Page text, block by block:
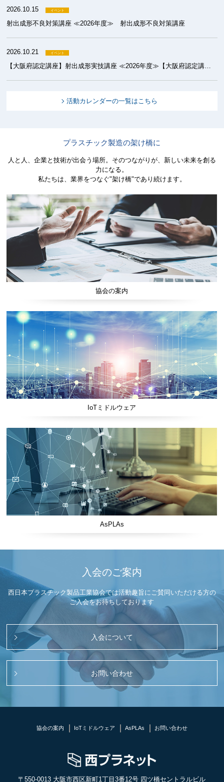
2026.10.15
射出成形不良対策講座 ≪2026年度≫ 射出成形不良対策講座
2026.10.21
【大阪府認定講座】射出成形実技講座 ≪2026年度≫【大阪府認定講座】射出成形実技講座 初級コース
活動カレンダーの一覧はこちら
プラスチック製造の架け橋に
人と人、企業と技術が出会う場所。そのつながりが、新しい未来を創る
力になる。
私たちは、業界をつなぐ"架け橋"であり続けます。
協会の案内
IoTミドルウェア
AsPLAs
入会のご案内
西日本プラスチック製品工業協会では活動趣旨にご賛同いただける方の
ご入会をお待ちしております
入会について
お問い合わせ
協会の案内 IoTミドルウェア AsPLAs お問い合わせ
〒550-0013 大阪市西区新町1丁目3番12号 四ツ橋セントラルビル